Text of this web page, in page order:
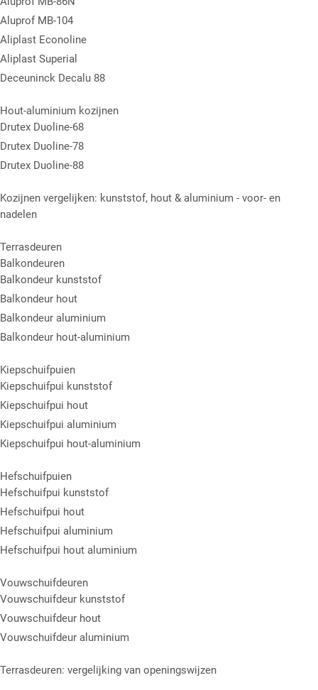
Aluprof MB-104
Aliplast Econoline
Aliplast Superial
Deceuninck Decalu 88
Hout-aluminium kozijnen
Drutex Duoline-68
Drutex Duoline-78
Drutex Duoline-88
Kozijnen vergelijken: kunststof, hout & aluminium - voor- en
nadelen
Terrasdeuren
Balkondeuren
Balkondeur kunststof
Balkondeur hout
Balkondeur aluminium
Balkondeur hout-aluminium
Kiepschuifpuien
Kiepschuifpui kunststof
Kiepschuifpui hout
Kiepschuifpui aluminium
Kiepschuifpui hout-aluminium
Hefschuifpuien
Hefschuifpui kunststof
Hefschuifpui hout
Hefschuifpui aluminium
Hefschuifpui hout aluminium
Vouwschuifdeuren
Vouwschuifdeur kunststof
Vouwschuifdeur hout
Vouwschuifdeur aluminium
Terrasdeuren: vergelijking van openingswijzen